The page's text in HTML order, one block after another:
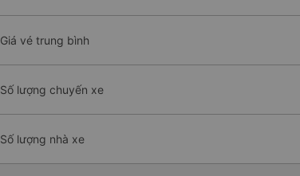
Giá vé trung bình
Số lượng chuyến xe
Số lượng nhà xe